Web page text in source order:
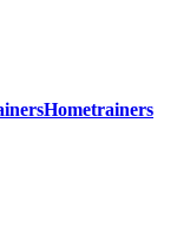
Hometrainers